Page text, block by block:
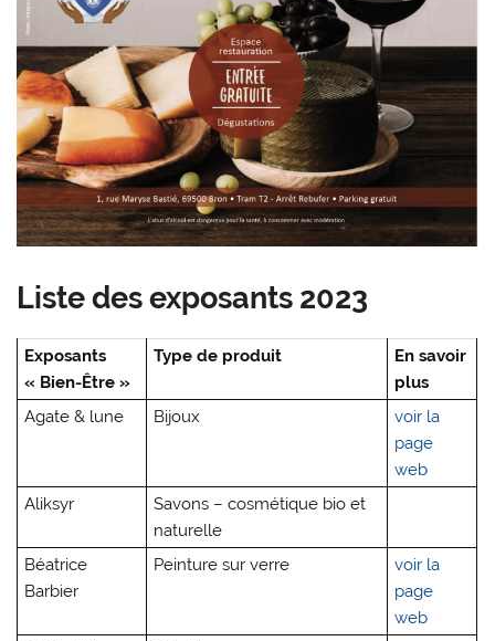
Liste des exposants 2023
Exposants
« Bien-Être »
Type de produit
En savoir
plus
Agate & lune
Bijoux
voir la
page
web
Aliksyr
Savons – cosmétique bio et
naturelle
Béatrice
Barbier
Peinture sur verre
voir la
page
web